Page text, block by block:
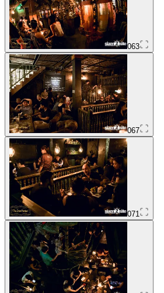
063
067
071